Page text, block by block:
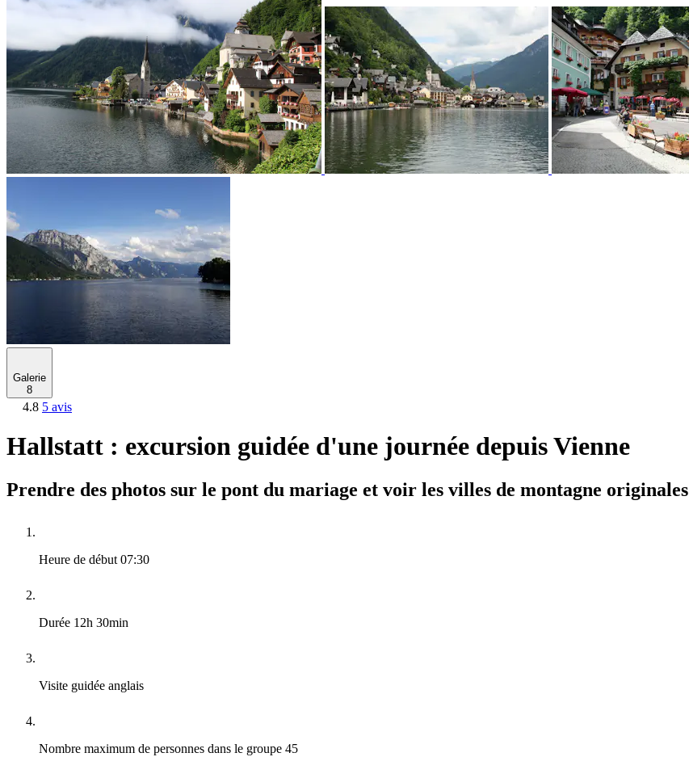
Galerie
8
4.8 5 avis
Hallstatt : excursion guidée d'une journée depuis Vienne
Prendre des photos sur le pont du mariage et voir les villes de montagne originales
Heure de début 07:30
Durée 12h 30min
Visite guidée anglais
Nombre maximum de personnes dans le groupe 45